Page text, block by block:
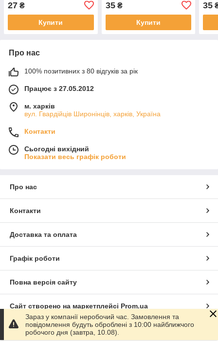
27 ₴
Купити
35₴
Купити
35
Про нас
100% позитивних з 80 відгуків за рік
Працює з 27.05.2012
м. харків
вул. Гвардійців Широнінців, харків, Україна
Контакти
Сьогодні вихідний
Показати весь графік роботи
Про нас
Контакти
Доставка та оплата
Графік роботи
Повна версія сайту
Сайт створено на маркетплейсі Prom.ua
Політика конфіденційності
Зараз у компанії неробочий час. Замовлення та
повідомлення будуть оброблені з 10:00 найближчого
робочого дня (завтра, 10.08).